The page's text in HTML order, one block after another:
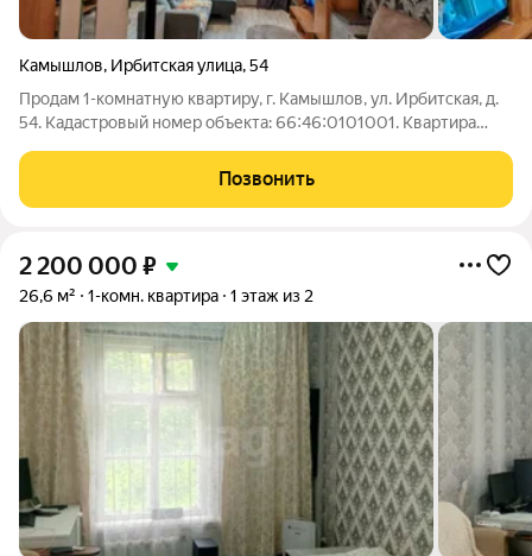
Камышлов, Ирбитская улица,54
Продам 1-комнатную квартиру, г. Камышлов, ул. Ирбитская, д.
54. Кадастровый номер объекта: 66:46:0101001. Квартира
массивом. В помещении выполнен косметический ремонт,
установлены пластиковые окна,
Позвонить
2 200 000 ₽
26,6 м² 1-комн. квартира 1 этаж из 2